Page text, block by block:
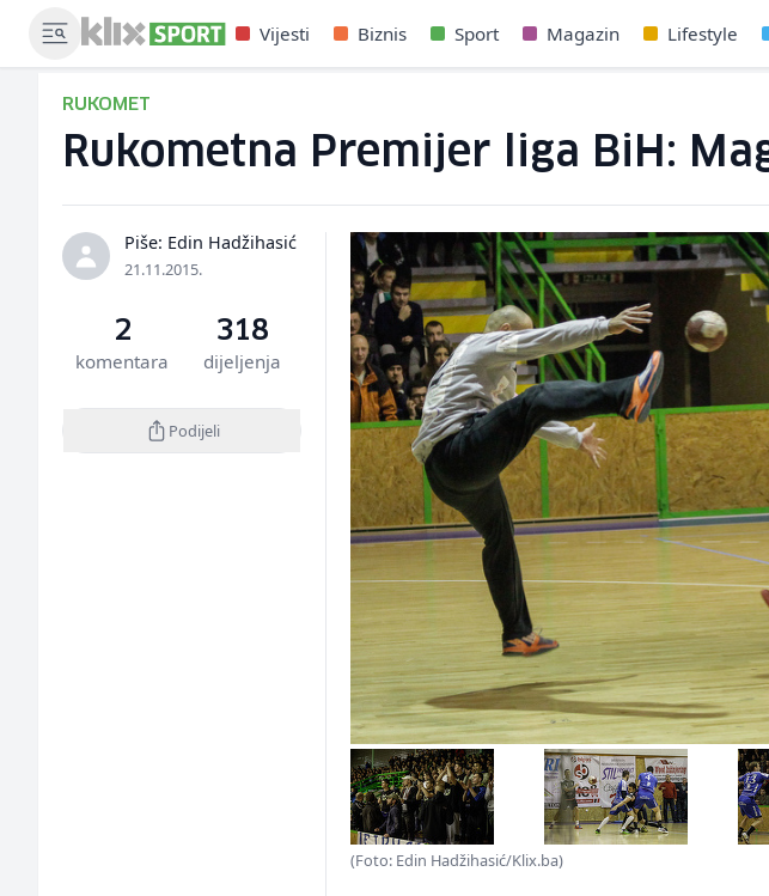
Vijesti Biznis Sport Magazin Lifestyle
RUKOMET
Rukometna Premijer liga BiH:
Piše: Edin Hadžihasić
21.11.2015.
2
komentara
318
dijeljenja
Podijeli
(Foto: Edin Hadžihasić/Klix.ba)